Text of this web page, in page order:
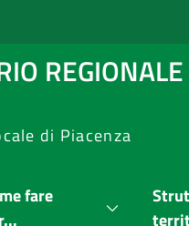
REGIONALE
di Piacenza
fare